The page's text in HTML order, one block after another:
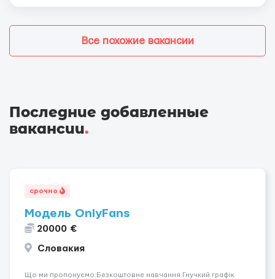
Все похожие вакансии
Последние добавленные
вакансии.
срочно
Модель OnlyFans
20000 €
Словакия
Що ми пропонуємо:Безкоштовне навчання.Гнучкий графік